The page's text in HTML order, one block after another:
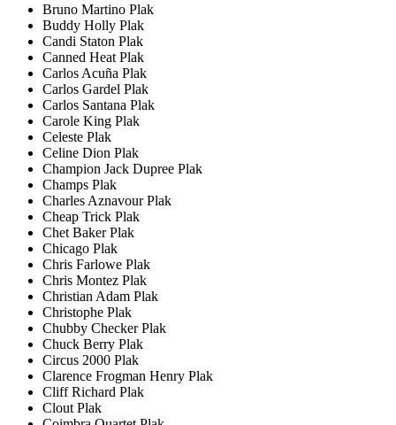
Bruno Martino Plak
Buddy Holly Plak
Candi Staton Plak
Canned Heat Plak
Carlos Acuña Plak
Carlos Gardel Plak
Carlos Santana Plak
Carole King Plak
Celeste Plak
Celine Dion Plak
Champion Jack Dupree Plak
Champs Plak
Charles Aznavour Plak
Cheap Trick Plak
Chet Baker Plak
Chicago Plak
Chris Farlowe Plak
Chris Montez Plak
Christian Adam Plak
Christophe Plak
Chubby Checker Plak
Chuck Berry Plak
Circus 2000 Plak
Clarence Frogman Henry Plak
Cliff Richard Plak
Clout Plak